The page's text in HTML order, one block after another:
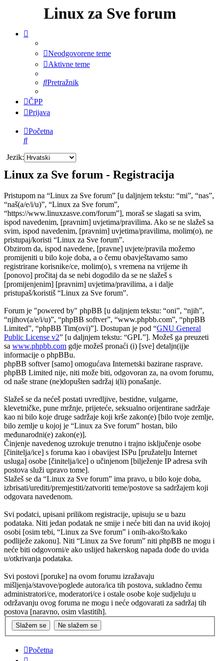
Linux za Sve forum
Neodgovorene teme
Aktivne teme
Pretražnik
ČPP
Prijava
Početna
Pretražnik
Jezik:
Linux za Sve forum - Registracija
Pristupom na “Linux za Sve forum” [u daljnjem tekstu: “mi”, “nas”,
“naš(a/e/i/u)”, “Linux za Sve forum”,
“https://www.linuxzasve.com/forum”], moraš se slagati sa svim,
ispod navedenim, [pravnim] uvjetima/pravilima. Ako se ne slažeš sa
svim, ispod navedenim, [pravnim] uvjetima/pravilima, molim(o), ne
pristupaj/koristi “Linux za Sve forum”.
Obzirom da, ispod navedene, [pravne] uvjete/pravila možemo
promijeniti u bilo koje doba, a o čemu obavještavamo samo
registrirane korisnike/ce, molim(o), s vremena na vrijeme ih
[ponovo] pročitaj da se nebi dogodilo da se ne slažeš s
[promijenjenim] [pravnim] uvjetima/pravilima, a i dalje
pristupaš/koristiš “Linux za Sve forum”.
Forum je "powered by" phpBB [u daljnjem tekstu: “oni”, “njih”,
“njihov(a/e/i/u)”, “phpBB softver”, “www.phpbb.com”, “phpBB
Limited”, “phpBB Tim(ovi)”]. Dostupan je pod “GNU General
Public License v2” [u daljnjem tekstu: “GPL”]. Možeš ga preuzeti
sa www.phpbb.com gdje možeš pronaći (i) [sve] detaljn(ij)e
informacije o phpBBu.
phpBB softver [samo] omogućava Internetski bazirane rasprave.
phpBB Limited nije, niti može biti, odgovoran za, na ovom forumu,
od naše strane (ne)dopušten sadržaj i(li) ponašanje.
Slažeš se da nećeš postati uvredljive, bestidne, vulgarne,
klevetničke, pune mržnje, prijeteće, seksualno orijentirane sadržaje
kao ni bilo koje druge sadržaje koji krše zakon(e) [bilo tvoje zemlje,
bilo zemlje u kojoj je “Linux za Sve forum” hostan, bilo
međunarodni(e) zakon(e)].
Činjenje navedenog uzrokuje trenutno i trajno isključenje osobe
[činitelja/ice] s foruma kao i obavijest ISPu [pružatelju Internet
usluga] osobe [činitelja/ice] o učinjenom [bilježenje IP adresa svih
postova služi upravo tome].
Slažeš se da “Linux za Sve forum” ima pravo, u bilo koje doba,
izbrisati/urediti/premjestiti/zatvoriti teme/postove sa sadržajem koji
odgovara navedenom.
Svi podatci, upisani prilikom registracije, upisuju se u bazu
podataka. Niti jedan podatak ne smije i neće biti dan na uvid ikojoj
osobi [osim tebi, “Linux za Sve forum” i onih-ako/što/kako
podliježe zakonu]. Niti “Linux za Sve forum” niti phpBB ne mogu i
neće biti odgovorni/e ako uslijed hakerskog napada dođe do uvida
u/otkrivanja podataka.
Svi postovi [poruke] na ovom forumu izražavaju
mišljenja/stavove/poglede autora/ica tih postova, sukladno čemu
administratori/ce, moderatori/ce i ostale osobe koje sudjeluju u
održavanju ovog foruma ne mogu i neće odgovarati za sadržaj tih
postova [naravno, osim vlastitih].
Početna